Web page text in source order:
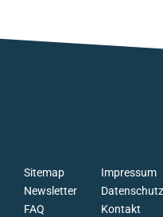
FAQ
Newsletter
Sitemap
Kontakt
Datenschutz
Impressum